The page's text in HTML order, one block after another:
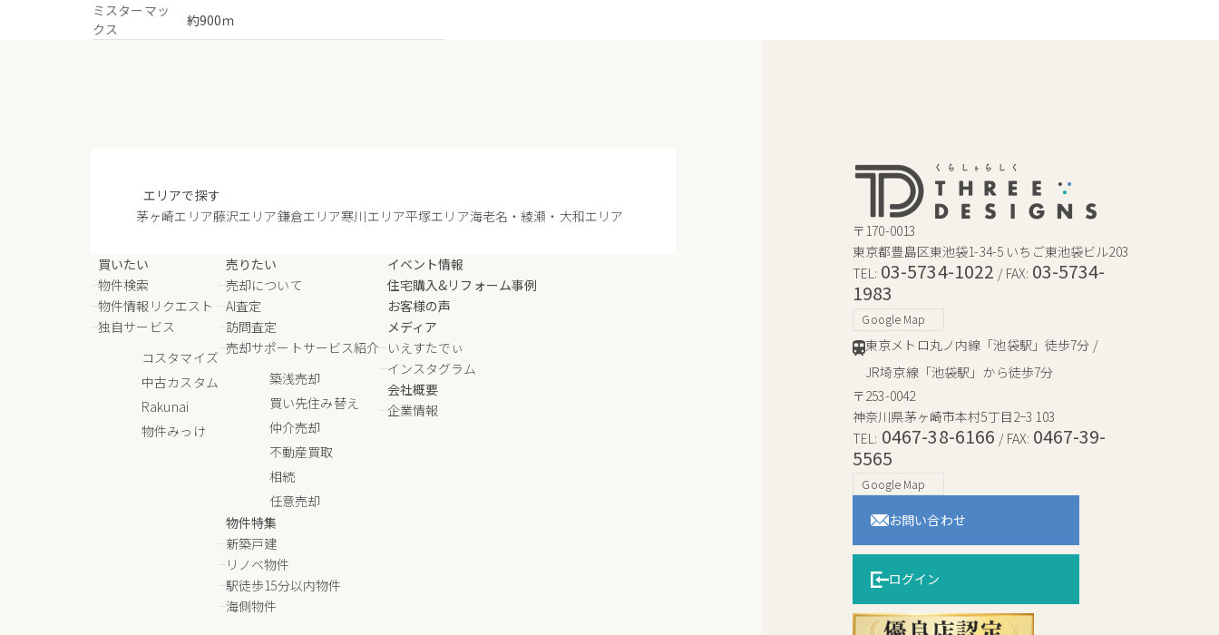
ミスターマッ
クス
約900ｍ
エリアで探す
茅ヶ崎エリア藤沢エリア鎌倉エリア寒川エリア平塚エリア海老名・綾瀬・大和エリア
買いたい
物件検索
物件情報リクエスト
独自サービス
コスタマイズ
中古カスタム
Rakunai
物件みっけ
売りたい
売却について
AI査定
訪問査定
売却サポートサービス紹介
築浅売却
買い先住み替え
仲介売却
不動産買取
相続
任意売却
物件特集
新築戸建
リノベ物件
駅徒歩15分以内物件
海側物件
イベント情報
住宅購入&リフォーム事例
お客様の声
メディア
いえすたでぃ
インスタグラム
会社概要
企業情報
〒170-0013
東京都豊島区東池袋1-34-5 いちご東池袋ビル203
TEL: 03-5734-1022 / FAX: 03-5734-
1983
Google Map
東京メトロ丸ノ内線「池袋駅」徒歩7分 /
JR埼京線「池袋駅」から徒歩7分
〒253-0042
神奈川県茅ヶ崎市本村5丁目2−3 103
TEL: 0467-38-6166 / FAX: 0467-39-
5565
Google Map
お問い合わせ
ログイン